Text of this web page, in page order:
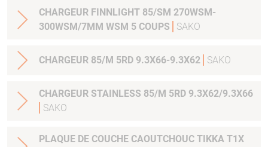
CHARGEUR FINNLIGHT 85/SM 270WSM-
300WSM/7MM WSM 5 COUPS
SAKO
CHARGEUR 85/M 5RD 9.3X66-9.3X62 SAKO
CHARGEUR STAINLESS 85/M 5RD 9.3X62/9.3X66
SAKO
PLAQUE DE COUCHE CAOUTCHOUC TIKKA T1X